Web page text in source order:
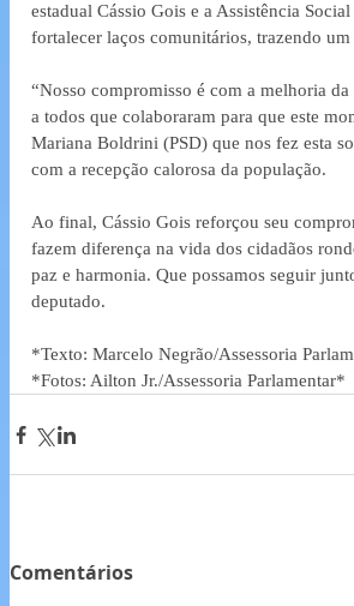
estadual Cássio Gois e a Assistência
fortalecer laços comunitários, trazendo
“Nosso compromisso é com a melhoria
a todos que colaboraram para que este
Mariana Boldrini (PSD) que nos fez esta
com a recepção calorosa da população.
Ao final, Cássio Gois reforçou seu
fazem diferença na vida dos cidadãos
paz e harmonia. Que possamos seguir
deputado.
*Texto: Marcelo Negrão/Assessoria
*Fotos: Ailton Jr./Assessoria Parlamentar*
Comentários